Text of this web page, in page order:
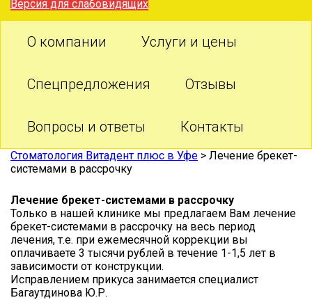
Версия для слабовидящих
О компании Услуги и цены
Спецпредложения Отзывы
Вопросы и ответы Контакты
Стоматология Витадент плюс в Уфе > Лечение брекет-
системами в рассрочку
Лечение брекет-системами в рассрочку
Только в нашей клинике мы предлагаем Вам лечение
брекет-системами в рассрочку на весь период
лечения, т.е. при ежемесячной коррекции вы
оплачиваете 3 тысячи рублей в течение 1-1,5 лет в
зависимости от конструкции.
Исправлением прикуса занимается специалист
Багаутдинова Ю.Р.